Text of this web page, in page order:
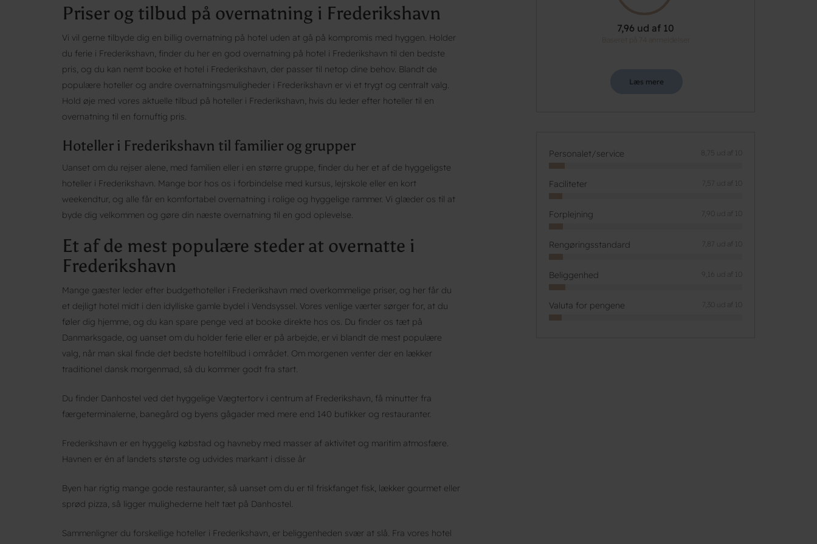
Priser og tilbud på overnatning i Frederikshavn
Vi vil gerne tilbyde dig en billig overnatning på hotel uden at gå på kompromis med hyggen. Holder
du ferie i Frederikshavn, finder du her en god overnatning på hotel i Frederikshavn til den bedste
pris, og du kan nemt booke et hotel i Frederikshavn, der passer til netop dine behov. Blandt de
populære hoteller og andre overnatningsmuligheder i Frederikshavn er vi et trygt og centralt valg.
Hold øje med vores aktuelle tilbud på hoteller i Frederikshavn, hvis du leder efter hoteller til en
overnatning til en fornuftig pris.
Hoteller i Frederikshavn til familier og grupper
Uanset om du rejser alene, med familien eller i en større gruppe, finder du her et af de hyggeligste
hoteller i Frederikshavn. Mange bor hos os i forbindelse med kursus, lejrskole eller en kort
weekendtur, og alle får en komfortabel overnatning i rolige og hyggelige rammer. Vi glæder os til at
byde dig velkommen og gøre din næste overnatning til en god oplevelse.
Et af de mest populære steder at overnatte i
Frederikshavn
Mange gæster leder efter budgethoteller i Frederikshavn med overkommelige priser, og her får du
et dejligt hotel midt i den idylliske gamle bydel i Vendsyssel. Vores venlige værter sørger for, at du
føler dig hjemme, og du kan spare penge ved at booke direkte hos os. Du finder os tæt på
Danmarksgade, og uanset om du holder ferie eller er på arbejde, er vi blandt de mest populære
valg, når man skal finde det bedste hoteltilbud i området. Om morgenen venter der en lækker
traditionel dansk morgenmad, så du kommer godt fra start.
Du finder Danhostel ved det hyggelige Vægtertorv i centrum af Frederikshavn, få minutter fra
færgeterminalerne, banegård og byens gågader med mere end 140 butikker og restauranter.
Frederikshavn er en hyggelig købstad og havneby med masser af aktivitet og maritim atmosfære.
Havnen er én af landets største og udvides markant i disse år
Byen har rigtig mange gode restauranter, så uanset om du er til friskfanget fisk, lækker gourmet eller
sprød pizza, så ligger mulighederne helt tæt på Danhostel.
Sammenligner du forskellige hoteller i Frederikshavn, er beliggenheden svær at slå. Fra vores hotel
7,96 ud af 10
Baseret på 74 anmeldelser
Læs mere
Personalet/service 8,75 ud af 10
Faciliteter 7,57 ud af 10
Forplejning 7,90 ud af 10
Rengøringsstandard 7,87 ud af 10
Beliggenhed 9,16 ud af 10
Valuta for pengene 7,30 ud af 10